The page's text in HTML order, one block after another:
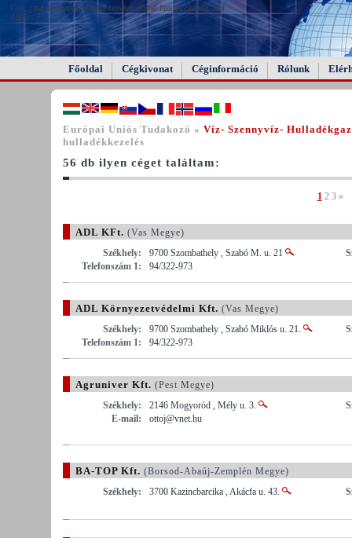
FAIL (the browser should render some flash content, not
this).
Főoldal Cégkivonat Céginformáció Rólunk
Európai Uniós Tudakozó « Víz- Szennyvíz-
hulladékkezelés
56 db ilyen céget találtam:
1 2 3 »
ADL KFt. (Vas Megye)
Székhely:
9700 Szombathely , Szabó M. u. 21
Telefonszám 1:
94/322-973
ADL Környezetvédelmi Kft. (Vas Megye)
Székhely:
9700 Szombathely , Szabó Miklós u. 21.
Telefonszám 1:
94/322-973
Agruniver Kft. (Pest Megye)
Székhely:
2146 Mogyoród , Mély u. 3.
E-mail:
ottoj@vnet.hu
BA-TOP Kft. (Borsod-Abaúj-Zemplén Megye)
Székhely:
3700 Kazincbarcika , Akácfa u. 43.